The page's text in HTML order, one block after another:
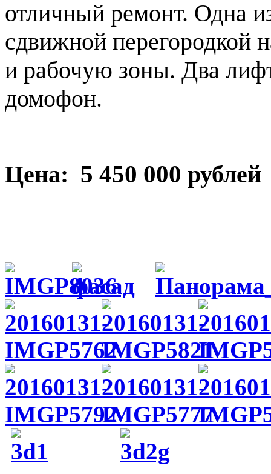
отличный ремонт. Одна
сдвижной перегородкой
и рабочую зоны. Два
домофон.
Цена: 5 450 000 рублей